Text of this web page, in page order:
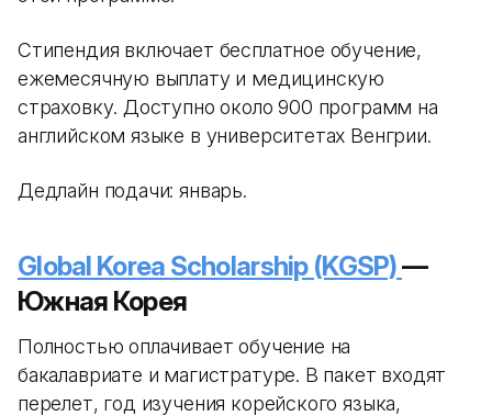
Стипендия включает бесплатное обучение,
ежемесячную выплату и медицинскую
страховку. Доступно около 900 программ на
английском языке в университетах Венгрии.
Дедлайн подачи: январь.
Global Korea Scholarship (KGSP)—
Южная Корея
Полностью оплачивает обучение на
бакалавриате и магистратуре. В пакет входят
перелет, год изучения корейского языка,